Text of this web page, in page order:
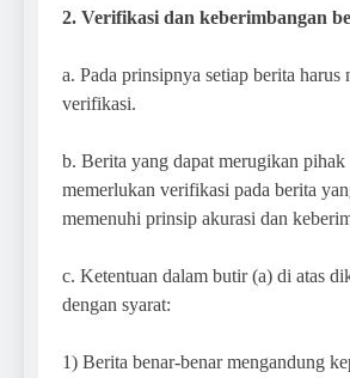
2. Verifikasi dan keberimbangan
a. Pada prinsipnya setiap berita harus
verifikasi.
b. Berita yang dapat merugikan pihak
memerlukan verifikasi pada berita
memenuhi prinsip akurasi dan
c. Ketentuan dalam butir (a) di atas
dengan syarat:
1) Berita benar-benar mengandung